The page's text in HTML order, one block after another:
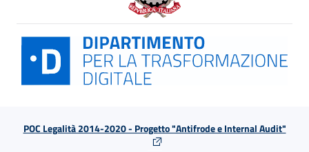
POC Legalità 2014-2020 - Progetto "Antifrode e Internal Audit"